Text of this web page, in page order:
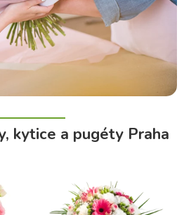
kytice a pugéty Praha